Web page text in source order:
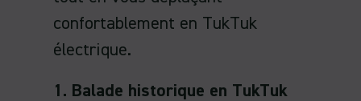
confortablement en TukTuk
électrique.
1. Balade historique en TukTuk